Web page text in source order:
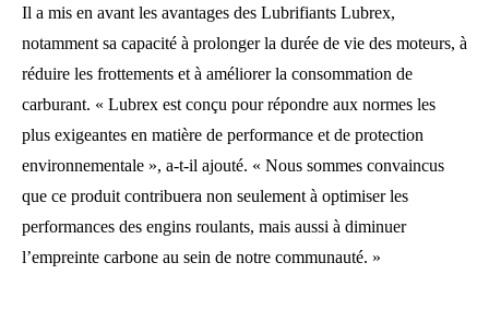
Il a mis en avant les avantages des Lubrifiants Lubrex,
notamment sa capacité à prolonger la durée de vie des moteurs, à
réduire les frottements et à améliorer la consommation de
carburant. « Lubrex est conçu pour répondre aux normes les
plus exigeantes en matière de performance et de protection
environnementale », a-t-il ajouté. « Nous sommes convaincus
que ce produit contribuera non seulement à optimiser les
performances des engins roulants, mais aussi à diminuer
l’empreinte carbone au sein de notre communauté. »